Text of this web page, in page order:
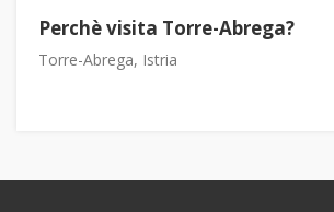
Perchè visita Torre-Abrega?
Torre-Abrega, Istria